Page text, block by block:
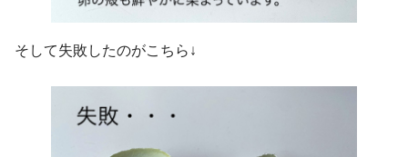
そして失敗したのがこちら↓